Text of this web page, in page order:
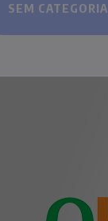
SEM CATEGORIA